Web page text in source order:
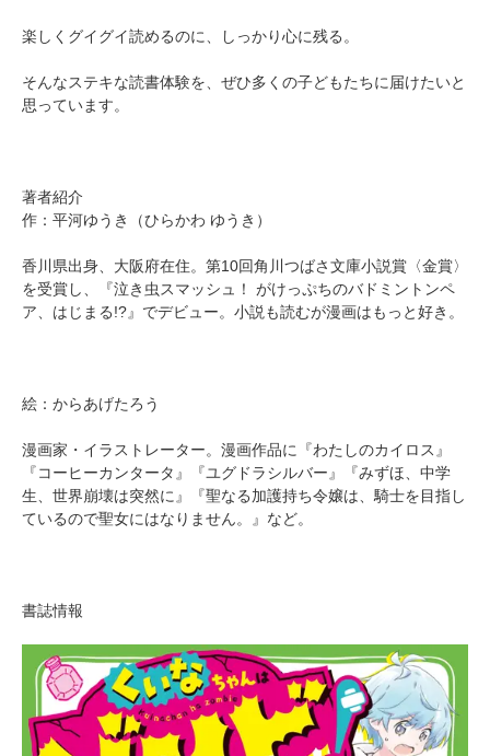
楽しくグイグイ読めるのに、しっかり心に残る。
そんなステキな読書体験を、ぜひ多くの子どもたちに届けたいと
思っています。
著者紹介
作：平河ゆうき（ひらかわ ゆうき）
香川県出身、大阪府在住。第10回角川つばさ文庫小説賞〈金賞〉
を受賞し、『泣き虫スマッシュ！ がけっぷちのバドミントンペ
ア、はじまる!?』でデビュー。小説も読むが漫画はもっと好き。
絵：からあげたろう
漫画家・イラストレーター。漫画作品に『わたしのカイロス』
『コーヒーカンタータ』『ユグドラシルバー』『みずほ、中学
生、世界崩壊は突然に』『聖なる加護持ち令嬢は、騎士を目指し
ているので聖女にはなりません。』など。
書誌情報